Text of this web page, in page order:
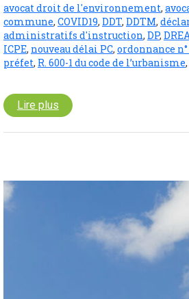
avocat droit de l'environnement,
commune, COVID19, DDT, DDTM,
administratifs d'instruction, DP,
ICPE, nouveau délai PC, ordonnance
préfet, R. 600-1 du code de l’urbanisme,
Lire plus